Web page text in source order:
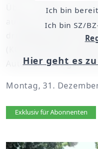
Über 150 Käfer auf
auf der traditionellen
dreitägige
Auto-Fans aus ganz
Montag, 31.
Artikel vorlesen
Exklusiv für Abonnenten
Ich bin
Ich bin SZ/
Hier geht es